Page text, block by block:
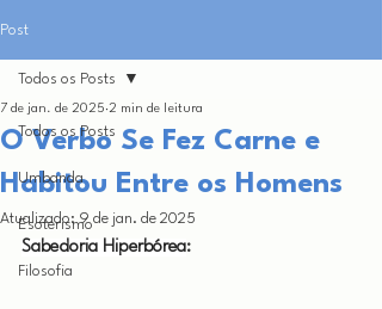
Post
Todos os Posts
Umbanda
Esoterismo
Filosofia
Todos os Posts
O Verbo Se Fez Carne e
Habitou Entre os Homens
7 de jan. de 2025 2 min de leitura
Atualizado:9 de jan. de 2025
Sabedoria Hiperbórea: